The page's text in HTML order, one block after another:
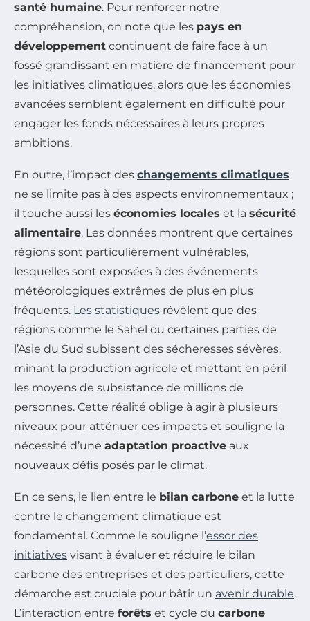
santé humaine. Pour renforcer notre
compréhension, on note que les pays en
développement continuent de faire face à un
fossé grandissant en matière de financement pour
les initiatives climatiques, alors que les économies
avancées semblent également en difficulté pour
engager les fonds nécessaires à leurs propres
ambitions.
En outre, l’impact des changements climatiques
ne se limite pas à des aspects environnementaux ;
il touche aussi les économies locales et la sécurité
alimentaire. Les données montrent que certaines
régions sont particulièrement vulnérables,
lesquelles sont exposées à des événements
météorologiques extrêmes de plus en plus
fréquents. Les statistiques révèlent que des
régions comme le Sahel ou certaines parties de
l’Asie du Sud subissent des sécheresses sévères,
minant la production agricole et mettant en péril
les moyens de subsistance de millions de
personnes. Cette réalité oblige à agir à plusieurs
niveaux pour atténuer ces impacts et souligne la
nécessité d’une adaptation proactive aux
nouveaux défis posés par le climat.
En ce sens, le lien entre le bilan carbone et la lutte
contre le changement climatique est
fondamental. Comme le souligne l’essor des
initiatives visant à évaluer et réduire le bilan
carbone des entreprises et des particuliers, cette
démarche est cruciale pour bâtir un avenir durable.
L’interaction entre forêts et cycle du carbone